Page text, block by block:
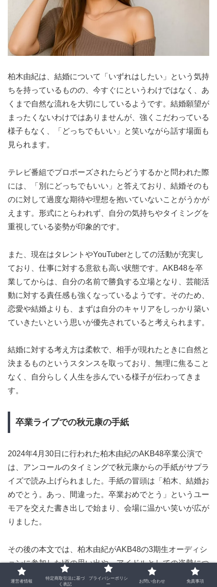
柏木由紀は、結婚について「いずれはしたい」という気持
ちを持っているものの、今すぐにというわけではなく、あ
くまで自然な流れを大切にしているようです。結婚願望が
まったくないわけではありませんが、強くこだわっている
様子もなく、「どっちでもいい」と笑いながら話す場面も
見られます。
テレビ番組でプロポーズされたらどうするかと問われた際
には、「別にどっちでもいい」と答えており、結婚そのも
のに対して過度な期待や理想を抱いていないことがうかが
えます。形式にとらわれず、自分の気持ちやタイミングを
重視している姿勢が印象的です。
また、現在はタレントやYouTuberとしての活動が充実し
ており、仕事に対する意欲も高い状態です。AKB48を卒
業してからは、自分の名前で勝負する立場となり、芸能活
動に対する責任感も強くなっているようです。そのため、
恋愛や結婚よりも、まずは自分のキャリアをしっかり築い
ていきたいという思いが優先されていると考えられます。
結婚に対する考え方は柔軟で、相手が現れたときに自然と
決まるものというスタンスを取っており、無理に焦ること
なく、自分らしく人生を歩んでいる様子が伝わってきま
す。
卒業ライブでの秋元康の手紙
2024年4月30日に行われた柏木由紀のAKB48卒業公演で
は、アンコールのタイミングで秋元康からの手紙がサプラ
イズで読み上げられました。手紙の冒頭は「柏木、結婚お
めでとう。あっ、間違った。卒業おめでとう」というユー
モアを交えた書き出しで始まり、会場に温かい笑いが広が
りました。
その後の本文では、柏木由紀がAKB48の3期生オーディシ
ョンに参加した頃の思い出や、アイドルとしての姿勢につ
いて触れられました。秋元康は、彼女が決して恵まれたポ
運営者情報
特定商取引法に基づ
く表記
プライバシーポリシ
ー
お問い合わせ 免責事項